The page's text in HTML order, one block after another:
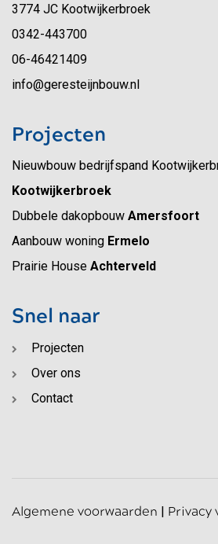
3774 JC Kootwijkerbroek
0342-443700
06-46421409
info@geresteijnbouw.nl
Nieuwbouw bedrijfspand
Kootwijkerbroek
Dubbele dakopbouw Amersfoort
Aanbouw woning Ermelo
Prairie House Achterveld
Projecten
Snel naar
Projecten
Over ons
Contact
Algemene voorwaarden | Privacy